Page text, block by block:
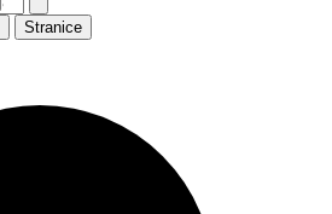
Stranice